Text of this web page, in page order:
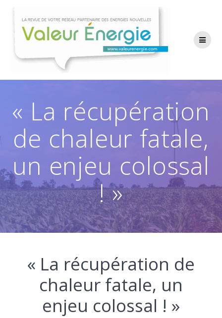
contenu
« La récupération
de chaleur fatale,
un enjeu colossal
! »
« La récupération de
chaleur fatale, un
enjeu colossal ! »